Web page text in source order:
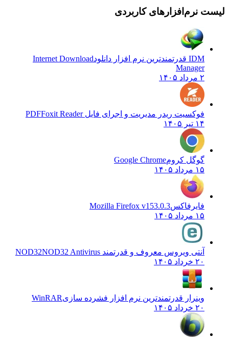
لیست نرم‌افزارهای کاربردی
IDM قدرتمندترین نرم افزار دانلود
Internet Download
Manager
۲ مرداد ۱۴۰۵
فوکسیت ریدر مدیریت و اجرای فایل PDFFoxit Reader
۱۴ تیر ۱۴۰۵
گوگل کرومGoogle Chrome
۱۵ مرداد ۱۴۰۵
فایرفاکسMozilla Firefox v153.0.3
۱۵ مرداد ۱۴۰۵
آنتی ویروس معروف و قدرتمند NOD32 NOD32 Antivirus
۲۰ خرداد ۱۴۰۵
وینرار قدرتمندترین نرم افزار فشرده سازیWinRAR
۲۰ خرداد ۱۴۰۵